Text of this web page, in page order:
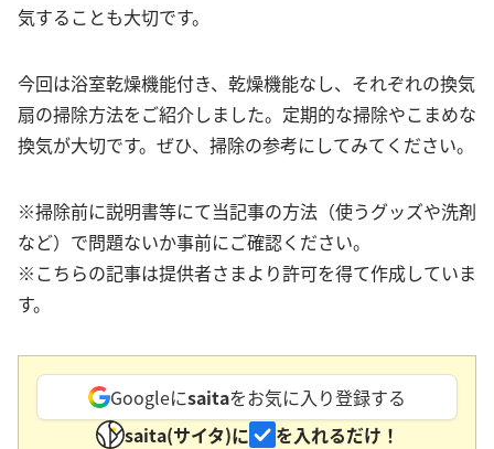
気することも大切です。
今回は浴室乾燥機能付き、乾燥機能なし、それぞれの換気
扇の掃除方法をご紹介しました。定期的な掃除やこまめな
換気が大切です。ぜひ、掃除の参考にしてみてください。
※掃除前に説明書等にて当記事の方法（使うグッズや洗剤
など）で問題ないか事前にご確認ください。
※こちらの記事は提供者さまより許可を得て作成していま
す。
Googleにsaitaをお気に入り登録する
saita(サイタ)に
を入れるだけ！